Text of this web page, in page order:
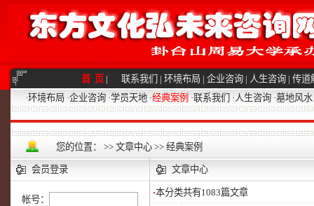
首 页 | 联系我们 | 环境布局 | 企业咨询 | 人生咨询 | 传道
·环境布局 ·企业咨询 ·学员天地 ·经典案例 ·联系我们 ·人生咨询 ·墓地风水
您的位置： >> 文章中心 >> 经典案例
会员登录
帐号：
文章中心
·本分类共有1083篇文章